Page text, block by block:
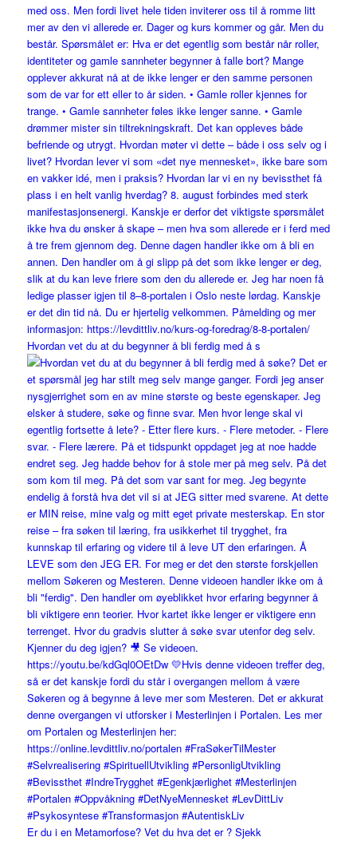
Hvordan vet du at du begynner å bli ferdig med å s
Er du i en Metamorfose? Vet du hva det er ? Sjekk